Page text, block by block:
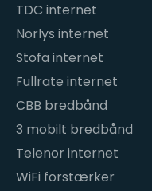
TDC internet
Norlys internet
Stofa internet
Fullrate internet
CBB bredbånd
3 mobilt bredbånd
Telenor internet
WiFi forstærker